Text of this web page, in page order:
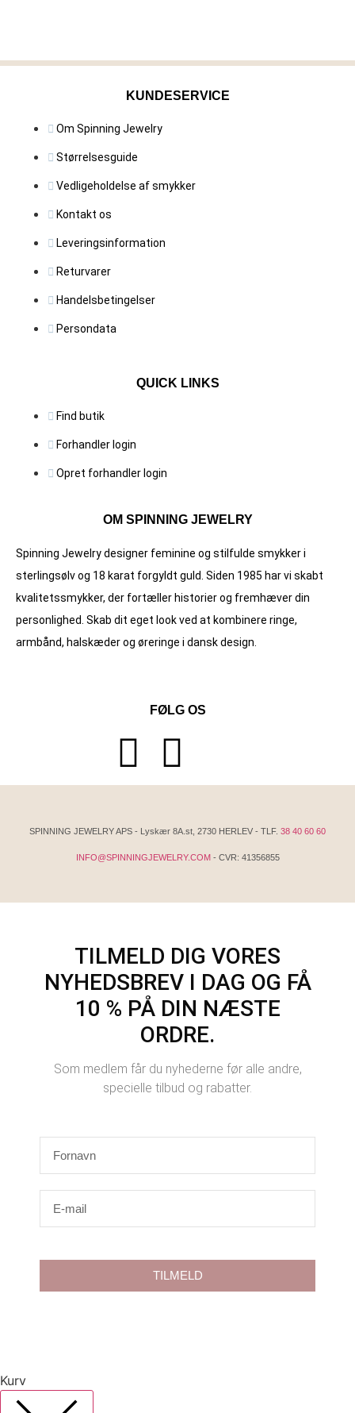
KUNDESERVICE
Om Spinning Jewelry
Størrelsesguide
Vedligeholdelse af smykker
Kontakt os
Leveringsinformation
Returvarer
Handelsbetingelser
Persondata
QUICK LINKS
Find butik
Forhandler login
Opret forhandler login
OM SPINNING JEWELRY
Spinning Jewelry designer feminine og stilfulde smykker i
sterlingsølv og 18 karat forgyldt guld. Siden 1985 har vi skabt
kvalitets­smykker, der fortæller historier og fremhæver din
personlighed. Skab dit eget look ved at kombinere ringe,
armbånd, halskæder og øreringe i dansk design.
FØLG OS
SPINNING JEWELRY APS - Lyskær 8A.st, 2730 HERLEV - TLF. 38 40 60 60
INFO@SPINNINGJEWELRY.COM- CVR: 41356855
TILMELD DIG VORES
NYHEDSBREV I DAG OG FÅ
10 % PÅ DIN NÆSTE
ORDRE.
Som medlem får du nyhederne før alle andre,
specielle tilbud og rabatter.
TILMELD
Kurv